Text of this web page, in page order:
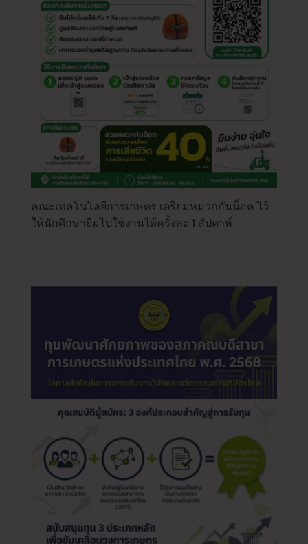
คณะเทคโนโลยีการเกษตร เตรียมหมวกกันน็อค ไว้
ให้นักศึกษายืมไปใช้งานได้ครั้งละ 1 สัปดาห์